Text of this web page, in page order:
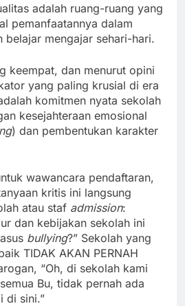
adalah ruang-ruang yang
pemanfaatannya dalam
belajar mengajar sehari-hari.
keempat, dan menurut opini
yang paling krusial di era
komitmen nyata sekolah
kesejahteraan emosional
) dan pembentukan karakter
wawancara pendaftaran,
kritis ini langsung
atau staf admission:
dan kebijakan sekolah ini
bullying?” Sekolah yang
TIDAK AKAN PERNAH
“Oh, di sekolah kami
Bu, tidak pernah ada
di sini.”